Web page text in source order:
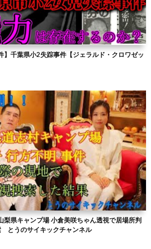
】千葉県小2失踪事件【ジェラルド・クロワゼッ
梨県キャンプ場 小倉美咲ちゃん透視で居場所判
とうのサイキックチャンネル